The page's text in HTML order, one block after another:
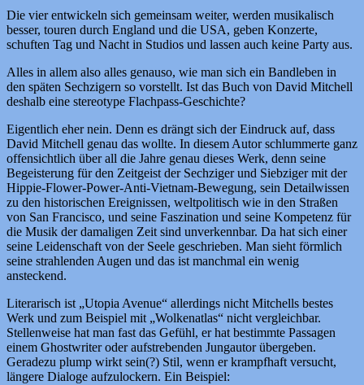
Die vier entwickeln sich gemeinsam weiter, werden musikalisch
besser, touren durch England und die USA, geben Konzerte,
schuften Tag und Nacht in Studios und lassen auch keine Party aus.
Alles in allem also alles genauso, wie man sich ein Bandleben in
den späten Sechzigern so vorstellt. Ist das Buch von David Mitchell
deshalb eine stereotype Flachpass-Geschichte?
Eigentlich eher nein. Denn es drängt sich der Eindruck auf, dass
David Mitchell genau das wollte. In diesem Autor schlummerte ganz
offensichtlich über all die Jahre genau dieses Werk, denn seine
Begeisterung für den Zeitgeist der Sechziger und Siebziger mit der
Hippie-Flower-Power-Anti-Vietnam-Bewegung, sein Detailwissen
zu den historischen Ereignissen, weltpolitisch wie in den Straßen
von San Francisco, und seine Faszination und seine Kompetenz für
die Musik der damaligen Zeit sind unverkennbar. Da hat sich einer
seine Leidenschaft von der Seele geschrieben. Man sieht förmlich
seine strahlenden Augen und das ist manchmal ein wenig
ansteckend.
Literarisch ist „Utopia Avenue“ allerdings nicht Mitchells bestes
Werk und zum Beispiel mit „Wolkenatlas“ nicht vergleichbar.
Stellenweise hat man fast das Gefühl, er hat bestimmte Passagen
einem Ghostwriter oder aufstrebenden Jungautor übergeben.
Geradezu plump wirkt sein(?) Stil, wenn er krampfhaft versucht,
längere Dialoge aufzulockern. Ein Beispiel: